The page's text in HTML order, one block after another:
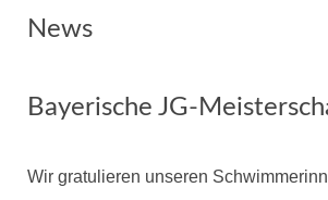
News
Bayerische JG-
Wir gratulieren unseren